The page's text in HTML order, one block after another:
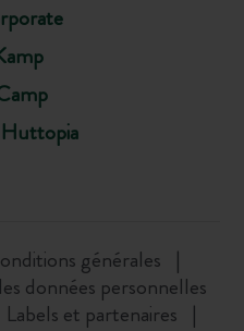
Huttopia
générales
données personnelles
Labels et partenaires